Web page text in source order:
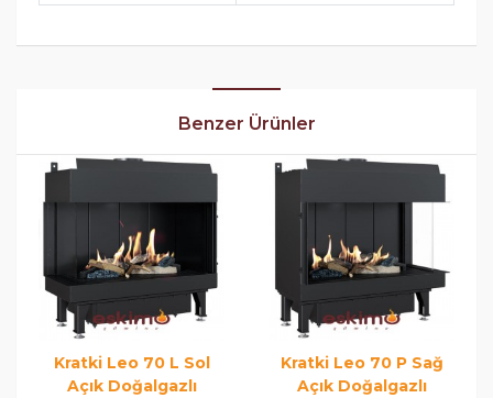
Benzer Ürünler
Kratki Leo 70 L Sol
Açık Doğalgazlı
Kratki Leo 70 P Sağ
Açık Doğalgazlı